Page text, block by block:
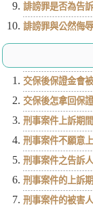
誹謗罪是否為告
誹謗罪與公然侮
交保後保證金會
交保後怎拿回保
刑事案件上訴期
刑事案件不願意
刑事案件之告訴
刑事案件的上訴
刑事案件的被害